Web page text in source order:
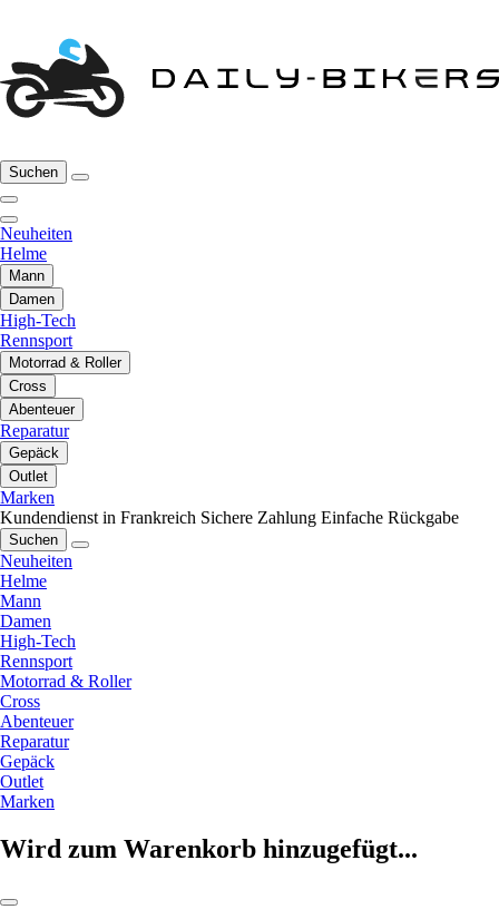
Suchen
Neuheiten
Helme
Mann
Damen
High-Tech
Rennsport
Motorrad & Roller
Cross
Abenteuer
Reparatur
Gepäck
Outlet
Marken
Kundendienst in Frankreich Sichere Zahlung Einfache Rückgabe
Suchen
Neuheiten
Helme
Mann
Damen
High-Tech
Rennsport
Motorrad & Roller
Cross
Abenteuer
Reparatur
Gepäck
Outlet
Marken
Wird zum Warenkorb hinzugefügt...